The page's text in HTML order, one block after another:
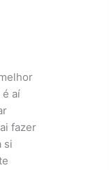
é aí
fazer
si